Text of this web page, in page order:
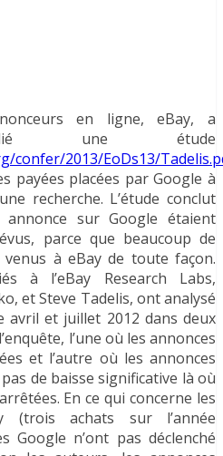
en ligne, eBay, a
une étude
confer/2013/EoDs13/
payées placées par Google à
recherche. L’étude conclut
annonce sur Google étaient
parce que beaucoup de
à eBay de toute façon.
à l’eBay Research Labs,
et Steve Tadelis, ont analysé
avril et juillet 2012 dans deux
l’une où les annonces
et l’autre où les annonces
de baisse significative là où
En ce qui concerne les
(trois achats sur l’année
Google n’ont pas déclenché